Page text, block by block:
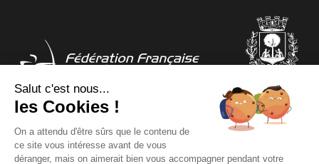
COMITÉ DÉPARTEMENTAL COMITÉ RÉGIONAL
Salut c'est nous...
les Cookies !
On a attendu d'être sûrs que le contenu de
ce site vous intéresse avant de vous
déranger, mais on aimerait bien vous accompagner pendant votre